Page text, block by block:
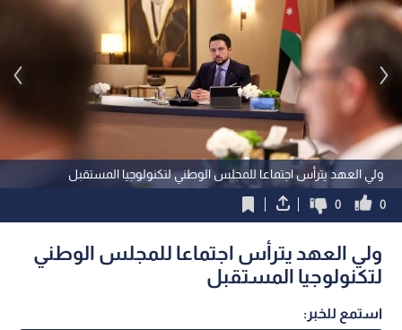
ولي العهد يترأس اجتماعا للمجلس الوطني لتكنولوجيا المستقبل
0
0
ولي العهد يترأس اجتماعا للمجلس الوطني
لتكنولوجيا المستقبل
استمع للخبر: